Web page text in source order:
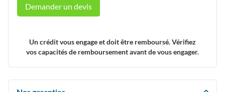
Demander un devis
Un crédit vous engage et doit être remboursé. Vérifiez
vos capacités de remboursement avant de vous engager.